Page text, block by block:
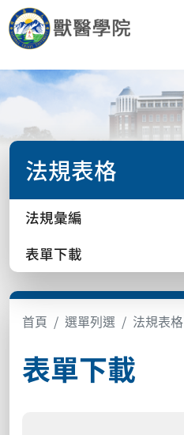
法規表格
法規彙編
表單下載
首頁 選單列選 法規表格
表單下載